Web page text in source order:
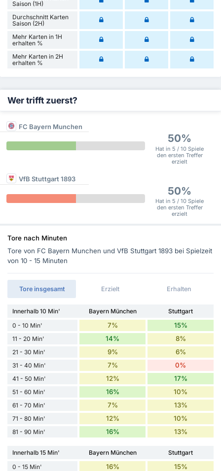
Saison (1H)
Durchschnitt Karten
Saison (2H)
Mehr Karten in 1H
erhalten %
Mehr Karten in 2H
erhalten %
Wer trifft zuerst?
FC Bayern Munchen
50%
Hat in 5 / 10 Spiele
den ersten Treffer
erzielt
VfB Stuttgart 1893
50%
Hat in 5 / 10 Spiele
den ersten Treffer
erzielt
Tore nach Minuten
Tore von FC Bayern Munchen und VfB Stuttgart 1893 bei Spielzeit
von 10 - 15 Minuten
Tore insgesamt Erzielt Erhalten
Innerhalb 10 Min' Bayern München
Stuttgart
0 - 10 Min'
7% 15%
11 - 20 Min' 14% 8%
21 - 30 Min' 9% 6%
31 - 40 Min' 7% 0%
41 - 50 Min' 12% 17%
51 - 60 Min' 16% 10%
61 - 70 Min' 7% 13%
71 - 80 Min' 12% 10%
81 - 90 Min' 16% 13%
Innerhalb 15 Min' Bayern München
Stuttgart
0 - 15 Min'
16% 15%